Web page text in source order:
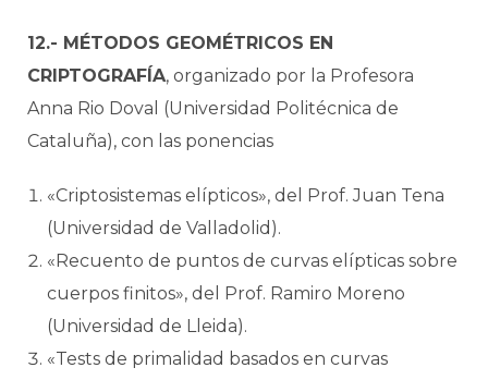
12.- MÉTODOS GEOMÉTRICOS EN
CRIPTOGRAFÍA, organizado por la Profesora
Anna Rio Doval (Universidad Politécnica de
Cataluña), con las ponencias
«Criptosistemas elípticos», del Prof. Juan Tena
(Universidad de Valladolid).
«Recuento de puntos de curvas elípticas sobre
cuerpos finitos», del Prof. Ramiro Moreno
(Universidad de Lleida).
«Tests de primalidad basados en curvas